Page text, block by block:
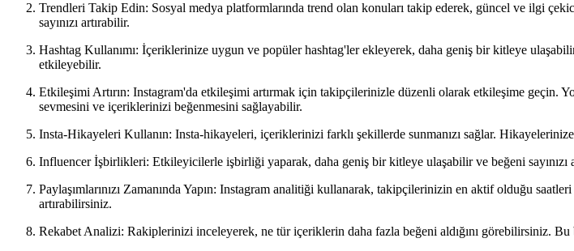
Trendleri Takip Edin: Sosyal medya platformlarında trend olan konuları takip ederek, güncel ve ilgi
sayınızı artırabilir.
Hashtag Kullanımı: İçeriklerinize uygun ve popüler hashtag'ler ekleyerek, daha geniş bir kitleye
etkileyebilir.
Etkileşimi Artırın: Instagram'da etkileşimi artırmak için takipçilerinizle düzenli olarak etkileşime geçin.
sevmesini ve içeriklerinizi beğenmesini sağlayabilir.
Insta-Hikayeleri Kullanın: Insta-hikayeleri, içeriklerinizi farklı şekillerde sunmanızı sağlar.
Influencer İşbirlikleri: Etkileyicilerle işbirliği yaparak, daha geniş bir kitleye ulaşabilir ve beğeni
Paylaşımlarınızı Zamanında Yapın: Instagram analitiği kullanarak, takipçilerinizin en aktif olduğu
artırabilirsiniz.
Rekabet Analizi: Rakiplerinizi inceleyerek, ne tür içeriklerin daha fazla beğeni aldığını görebilirsiniz.